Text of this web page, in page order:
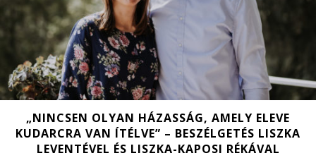
„NINCSEN OLYAN HÁZASSÁG, AMELY ELEVE
KUDARCRA VAN ÍTÉLVE” – BESZÉLGETÉS LISZKA
LEVENTÉVEL ÉS LISZKA-KAPOSI RÉKÁVAL